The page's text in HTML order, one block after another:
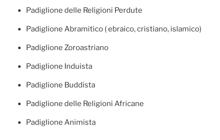
Padiglione delle Religioni Perdute
Padiglione Abramitico ( ebraico, cristiano, islamico)
Padiglione Zoroastriano
Padiglione Induista
Padiglione Buddista
Padiglione delle Religioni Africane
Padiglione Animista